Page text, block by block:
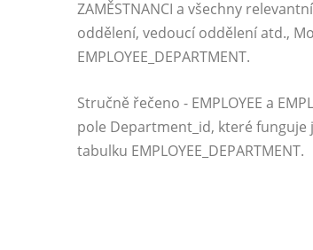
ZAMĚSTNANCI a všechny
oddělení, vedoucí oddělení atd.,
EMPLOYEE_DEPARTMENT.
Stručně řečeno - EMPLOYEE a
pole Department_id, které funguje
tabulku EMPLOYEE_DEPARTMENT.